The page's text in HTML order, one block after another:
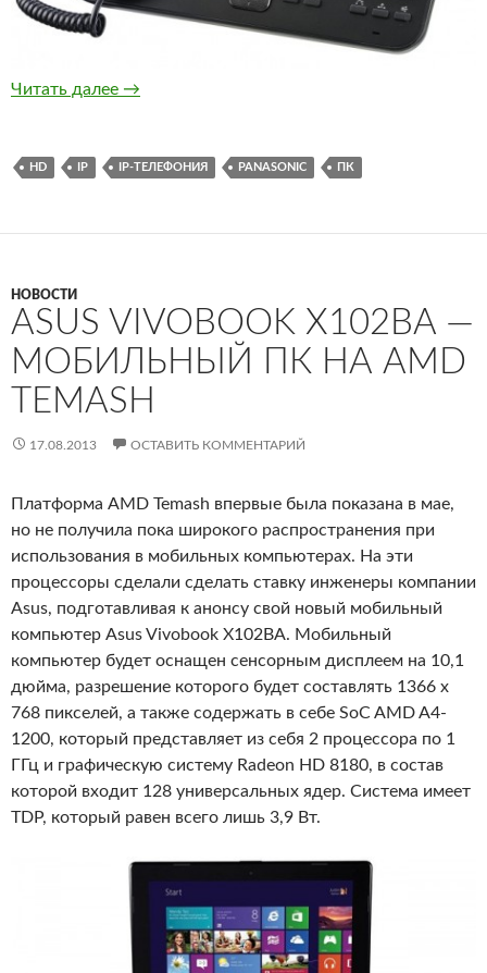
Читать далее IP-телефоны KX-NT500 — новые IP-
→
HD IP IP-ТЕЛЕФОНИЯ PANASONIC ПК
НОВОСТИ
ASUS VIVOBOOK X102BA —
МОБИЛЬНЫЙ ПК НА AMD
TEMASH
17.08.2013 ОСТАВИТЬ КОММЕНТАРИЙ
Платформа AMD Temash впервые была показана в мае,
но не получила пока широкого распространения при
использования в мобильных компьютерах. На эти
процессоры сделали сделать ставку инженеры компании
Asus, подготавливая к анонсу свой новый мобильный
компьютер Asus Vivobook X102BA. Мобильный
компьютер будет оснащен сенсорным дисплеем на 10,1
дюйма, разрешение которого будет составлять 1366 x
768 пикселей, а также содержать в себе SoC AMD A4-
1200, который представляет из себя 2 процессора по 1
ГГц и графическую систему Radeon HD 8180, в состав
которой входит 128 универсальных ядер. Система имеет
TDP, который равен всего лишь 3,9 Вт.